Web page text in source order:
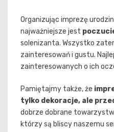
Organizując imprezę
najważniejsze jest
solenizanta. Wszystko
zainteresowań i gustu.
zainteresowanych o ich
Pamiętajmy także, że
tylko dekoracje, ale
dobrze dobrane
którzy są bliscy naszemu